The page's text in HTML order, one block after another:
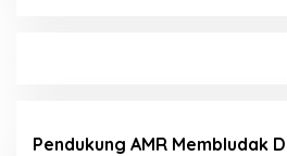
Pendukung AMR Membludak